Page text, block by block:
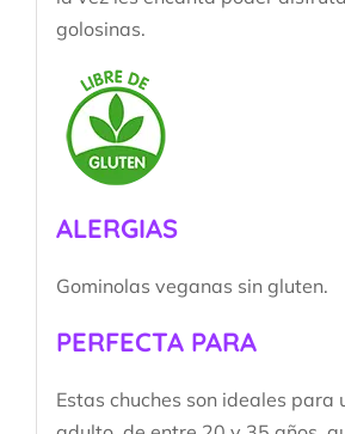
golosinas.
ALERGIAS
Gominolas veganas sin gluten.
PERFECTA PARA
Estas chuches son ideales para